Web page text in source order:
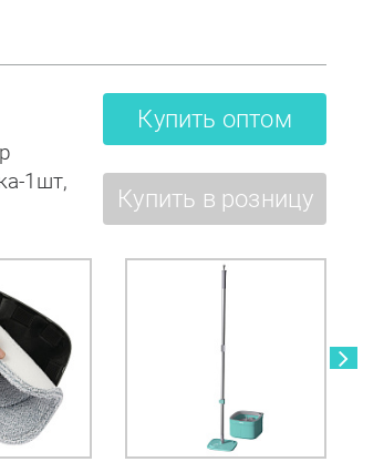
1шт,
Купить оптом
Купить в розницу